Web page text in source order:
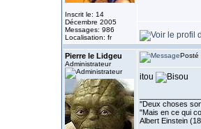
Inscrit le: 14
Décembre 2005
Messages: 986
Localisation: fr
Pierre le Lidgeu
Administrateur
Posté
itou
''Deux choses
"Mais en ce qui
Albert Einstein